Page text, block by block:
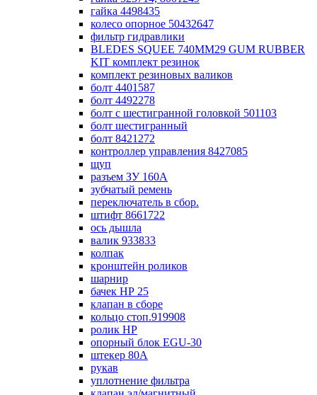
гайка 4498435
колесо опорное 50432647
фильтр гидравлики
BLEDES SQUEE 740MM29 GUM RUBBER
KIT комплект резинок
комплект резиновых валиков
болт 4401587
болт 4492278
болт с шестигранной головкой 501103
болт шестигранный
болт 8421272
контроллер управления 8427085
щуп
разъем ЗУ 160А
зубчатый ремень
переключатель в сбор.
штифт 8661722
ось дышла
валик 933833
колпак
кронштейн роликов
шарнир
бачек НР 25
клапан в сборе
кольцо стоп.919908
ролик НР
опорный блок EGU-30
штекер 80А
рукав
уплотнение фильтра